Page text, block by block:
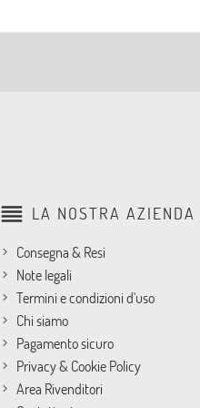
reorder LA NOSTRA AZIENDA
Consegna & Resi
Note legali
Termini e condizioni d'uso
Chi siamo
Pagamento sicuro
Privacy & Cookie Policy
Area Rivenditori